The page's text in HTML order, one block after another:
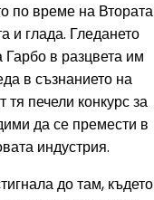
по време на Втората
и глада. Гледането
Гарбо в разцвета им
в съзнанието на
печели конкурс за
да се премести в
индустрия.
до там, където